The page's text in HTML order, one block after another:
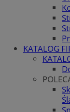
KATALOG